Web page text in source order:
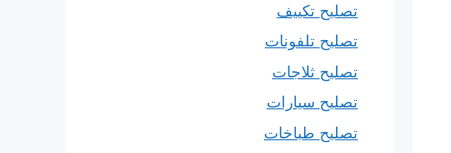
تصليح تكييف
تصليح تلفونات
تصليح ثلاجات
تصليح سيارات
تصليح طباخات